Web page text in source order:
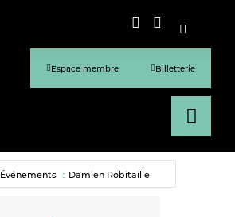
Espace membre Billetterie
Événements Damien Robitaille